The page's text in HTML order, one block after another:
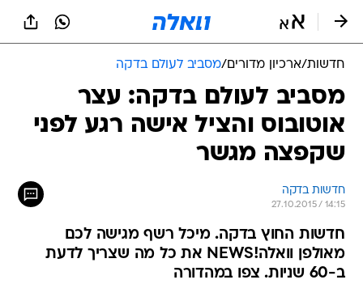
חדשות/ארכיון מדורים/מסביב לעולם בדקה
מסביב לעולם בדקה: עצר
אוטובוס והציל אישה רגע לפני
שקפצה מגשר
חדשות בדקה
27.10.2015 / 14:15
חדשות החוץ בדקה. מיכל רשף מגישה לכם
מאולפן וואלה!NEWS את כל מה שצריך לדעת
ב-60 שניות. צפו במהדורה